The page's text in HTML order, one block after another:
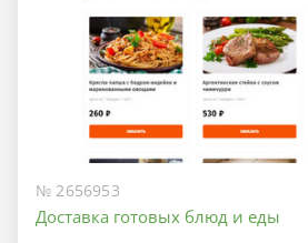
№ 2656953
Доставка готовых блюд и еды